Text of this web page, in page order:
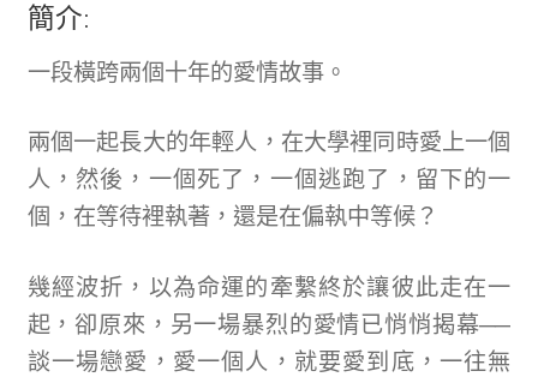
簡介:
一段橫跨兩個十年的愛情故事。
兩個一起長大的年輕人，在大學裡同時愛上一個
人，然後，一個死了，一個逃跑了，留下的一
個，在等待裡執著，還是在偏執中等候？
幾經波折，以為命運的牽繫終於讓彼此走在一
起，卻原來，另一場暴烈的愛情已悄悄揭幕──
談一場戀愛，愛一個人，就要愛到底，一往無